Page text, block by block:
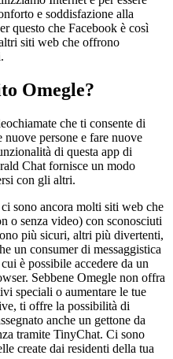
e soddisfazione alla
questo che Facebook è così
siti web che offrono
Omegle?
che ti consente di
persone e fare nuove
di questa app di
Chat fornisce un modo
con gli altri.
sono ancora molti siti web che
o senza video) con sconosciuti
più sicuri, altri più divertenti,
un consumer di messaggistica
è possibile accedere da un
Sebbene Omegle non offra
speciali o aumentare le tue
ti offre la possibilità di
anche un gettone da
tramite TinyChat. Ci sono
create dai residenti della tua